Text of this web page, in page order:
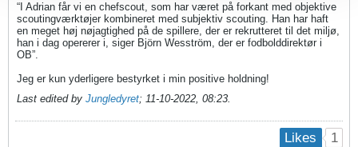
“I Adrian får vi en chefscout, som har været på forkant med objektive
scoutingværktøjer kombineret med subjektiv scouting. Han har haft
en meget høj nøjagtighed på de spillere, der er rekrutteret til det miljø,
han i dag opererer i, siger Björn Wesström, der er fodbolddirektør i
OB”.
Jeg er kun yderligere bestyrket i min positive holdning!
Last edited by Jungledyret; 11-10-2022, 08:23.
Likes 1